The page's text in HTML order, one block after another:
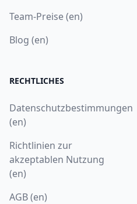
Team-Preise (en)
Blog (en)
RECHTLICHES
Datenschutzbestimmungen
(en)
Richtlinien zur
akzeptablen Nutzung
(en)
AGB (en)